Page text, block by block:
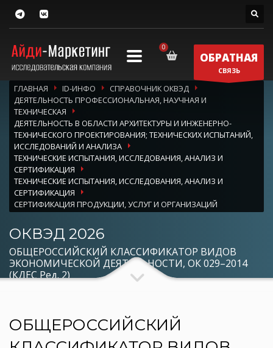
ОБРАТНАЯ
СВЯЗЬ
ГЛАВНАЯ ID-ИНФО
СПРАВОЧНИК ОКВЭД
ДЕЯТЕЛЬНОСТЬ ПРОФЕССИОНАЛЬНАЯ, НАУЧНАЯ И
ТЕХНИЧЕСКАЯ
ДЕЯТЕЛЬНОСТЬ В ОБЛАСТИ АРХИТЕКТУРЫ И ИНЖЕНЕРНО-
ТЕХНИЧЕСКОГО ПРОЕКТИРОВАНИЯ; ТЕХНИЧЕСКИХ ИСПЫТАНИЙ,
ИССЛЕДОВАНИЙ И АНАЛИЗА
ТЕХНИЧЕСКИЕ ИСПЫТАНИЯ, ИССЛЕДОВАНИЯ, АНАЛИЗ И
СЕРТИФИКАЦИЯ
ТЕХНИЧЕСКИЕ ИСПЫТАНИЯ, ИССЛЕДОВАНИЯ, АНАЛИЗ И
СЕРТИФИКАЦИЯ
СЕРТИФИКАЦИЯ ПРОДУКЦИИ, УСЛУГ И ОРГАНИЗАЦИЙ
ОКВЭД 2026
ОБЩЕРОССИЙСКИЙ КЛАССИФИКАТОР ВИДОВ
ЭКОНОМИЧЕСКОЙ ДЕЯТЕЛЬНОСТИ, ОК 029–2014
(КДЕС Ред. 2)
ОБЩЕРОССИЙСКИЙ